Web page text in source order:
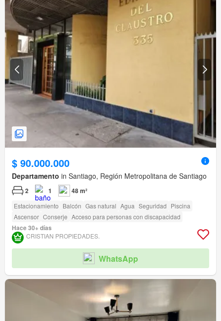
$ 90.000.000
Departamento in Santiago, Región Metropolitana de Santiago
2 1 48 m²
Estacionamiento Balcón Gas natural Agua Seguridad Piscina
Ascensor Conserje Acceso para personas con discapacidad
Hace 30+ días
CRISTIAN PROPIEDADES.
WhatsApp